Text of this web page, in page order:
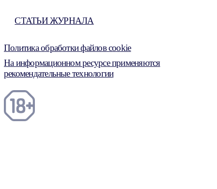
СТАТЬИ ЖУРНАЛА
Политика обработки файлов cookie
На информационном ресурсе применяются
рекомендательные технологии